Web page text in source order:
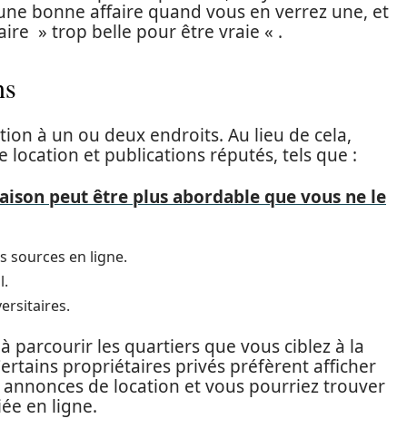
bonne affaire quand vous en verrez une, et
» trop belle pour être vraie « .
à un ou deux endroits. Au lieu de cela,
location et publications réputés, tels que :
peut être plus abordable que vous ne le
sources en ligne.
parcourir les quartiers que vous ciblez à la
propriétaires privés préfèrent afficher
de location et vous pourriez trouver
en ligne.